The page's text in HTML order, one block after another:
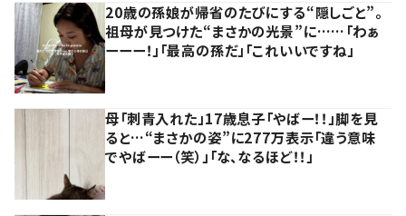
20歳の孫娘が帰省のたびにする“隠しごと”。
祖母が見つけた“まさかの光景”に……「わぁ
ーーー！」「最高の孫だ」「これいいですね」
母「刺青入れた」17歳息子「やばー！！」脚を見
ると…“まさかの姿”に277万表示「違う意味
でやばーー（笑）」「な、なるほど！！」